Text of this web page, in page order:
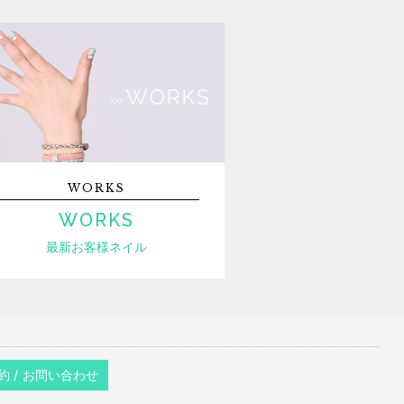
WORKS
WORKS
最新お客様ネイル
/ お問い合わせ